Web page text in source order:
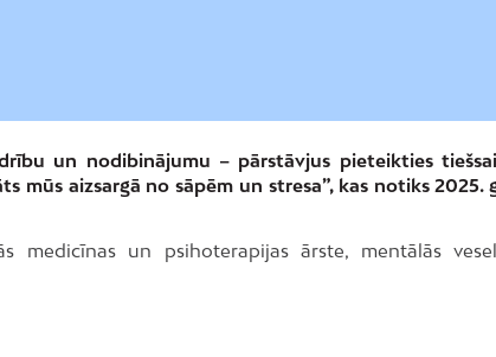
un nodibinājumu – pārstāvjus pieteikties
mūs aizsargā no sāpēm un stresa”, kas notiks 2025.
medicīnas un psihoterapijas ārste, mentālās